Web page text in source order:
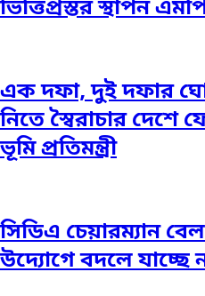
ভিত্তিপ্রস্তর স্থাপন
এক দফা, দুই দফার
নিতে স্বৈরাচার দেশে
ভূমি প্রতিমন্ত্রী
সিডিএ চেয়ারম্যান
উদ্যোগে বদলে যাচ্ছে